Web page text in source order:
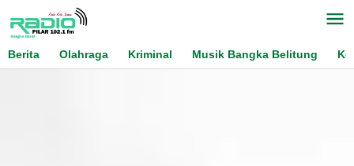
content
Berita
Olahraga Kriminal Musik Bangka Belitung